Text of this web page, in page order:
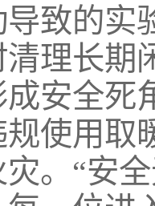
致的实
理长期
安全死
使用取
。“安